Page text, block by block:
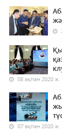
08 ақпан 2020 ж.
07 ақпан 2020 ж.